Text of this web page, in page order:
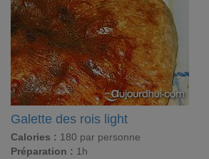
Galette des rois light
Calories : 180 par personne
Préparation : 1h